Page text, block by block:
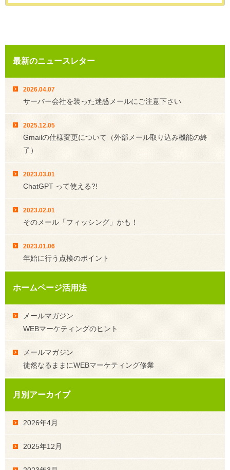
最新のニュースレター
2026.04.07
サーバー会社を装った迷惑メールにご注意下さい
2025.12.05
Gmailの仕様変更について（外部メール取り込み機能の終
了）
2023.03.01
ChatGPT って使える?!
2023.02.01
そのメール「フィッシング」かも！
2023.01.06
年始に行う点検のポイント
ホームページ活用法
メールマガジン
WEBマーケティングのヒント
メールマガジン
徒然なるままにWEBマーケティング修業
月別アーカイブ
2026年4月
2025年12月